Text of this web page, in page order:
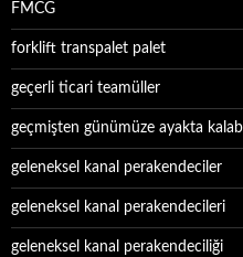
FMCG
forklift transpalet palet
geçerli ticari teamüller
geçmişten günümüze ayakta
geleneksel kanal perakendeciler
geleneksel kanal perakendecileri
geleneksel kanal perakendeciliği